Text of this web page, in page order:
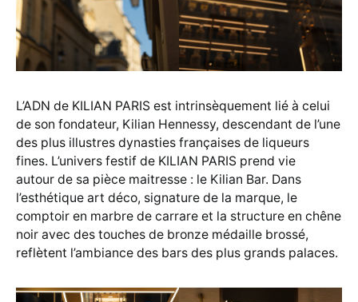
L’ADN de KILIAN PARIS est intrinsèquement lié à celui
de son fondateur, Kilian Hennessy, descendant de l’une
des plus illustres dynasties françaises de liqueurs
fines. L’univers festif de KILIAN PARIS prend vie
autour de sa pièce maitresse : le Kilian Bar. Dans
l’esthétique art déco, signature de la marque, le
comptoir en marbre de carrare et la structure en chêne
noir avec des touches de bronze médaille brossé,
reflètent l’ambiance des bars des plus grands palaces.